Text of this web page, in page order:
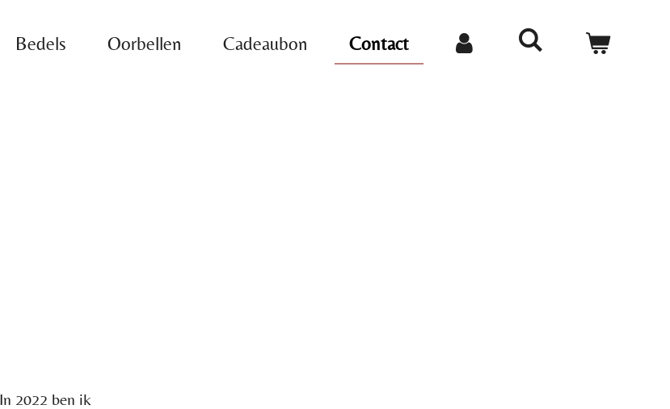
Bedels Oorbellen Cadeaubon Contact
2022 ben ik